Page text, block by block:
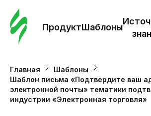
ПродуктШаблоны
Главная
Шаблоны
Шаблон письма «Подтвердите ваш
электронной почты» тематики
индустрии «Электронная торговля»